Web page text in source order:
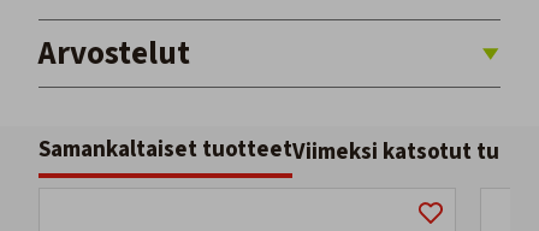
Arvostelut
Samankaltaiset tuotteetViimeksi katsotut